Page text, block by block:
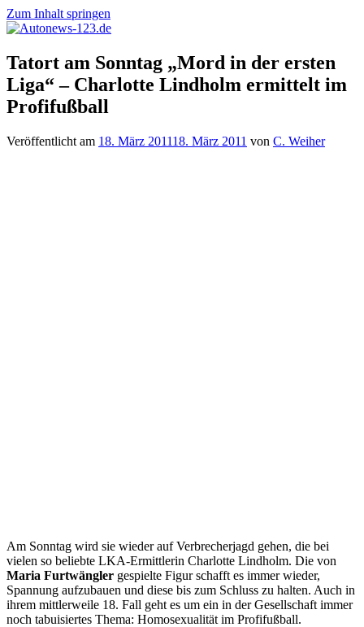
Zum Inhalt springen
Autonews-
123.de
Autonews
mit
Charme
Tatort am Sonntag „Mord in der ersten
Liga“ – Charlotte Lindholm ermittelt im
Profifußball
Veröffentlicht am 18. März 201118. März 2011 von C. Weiher
Am Sonntag wird sie wieder auf Verbrecherjagd gehen, die bei
vielen so beliebte LKA-Ermittlerin Charlotte Lindholm. Die von
Maria Furtwängler gespielte Figur schafft es immer wieder,
Spannung aufzubauen und diese bis zum Schluss zu halten. Auch in
ihrem mittlerweile 18. Fall geht es um ein in der Gesellschaft immer
noch tabuisiertes Thema: Homosexualität im Profifußball.